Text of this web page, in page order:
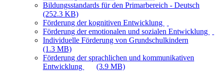
Bildungsstandards für den Primarbereich - Deutsch
(252.3 KB)
Förderung der kognitiven Entwicklung
Förderung der emotionalen und sozialen Entwicklung
Individuelle Förderung von Grundschulkindern
(1.3 MB)
Förderung der sprachlichen und kommunikativen
Entwicklung
(3.9 MB)